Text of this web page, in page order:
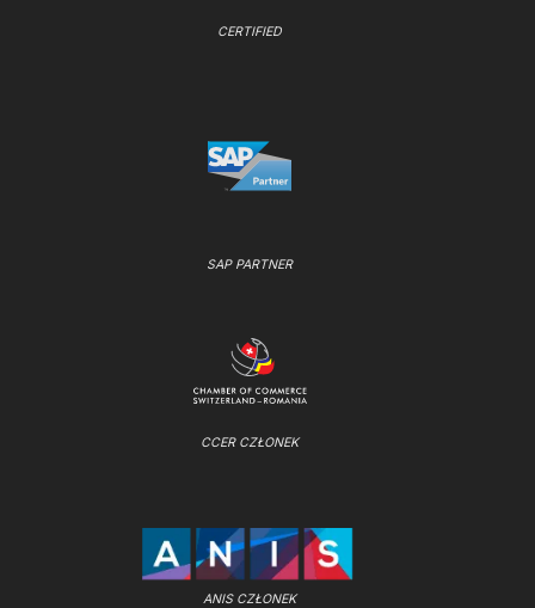
CERTIFIED
SAP PARTNER
CCER CZŁONEK
ANIS CZŁONEK